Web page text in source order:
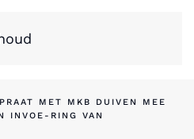
PRAAT MET MKB DUIVEN MEE
INVOE-RING VAN